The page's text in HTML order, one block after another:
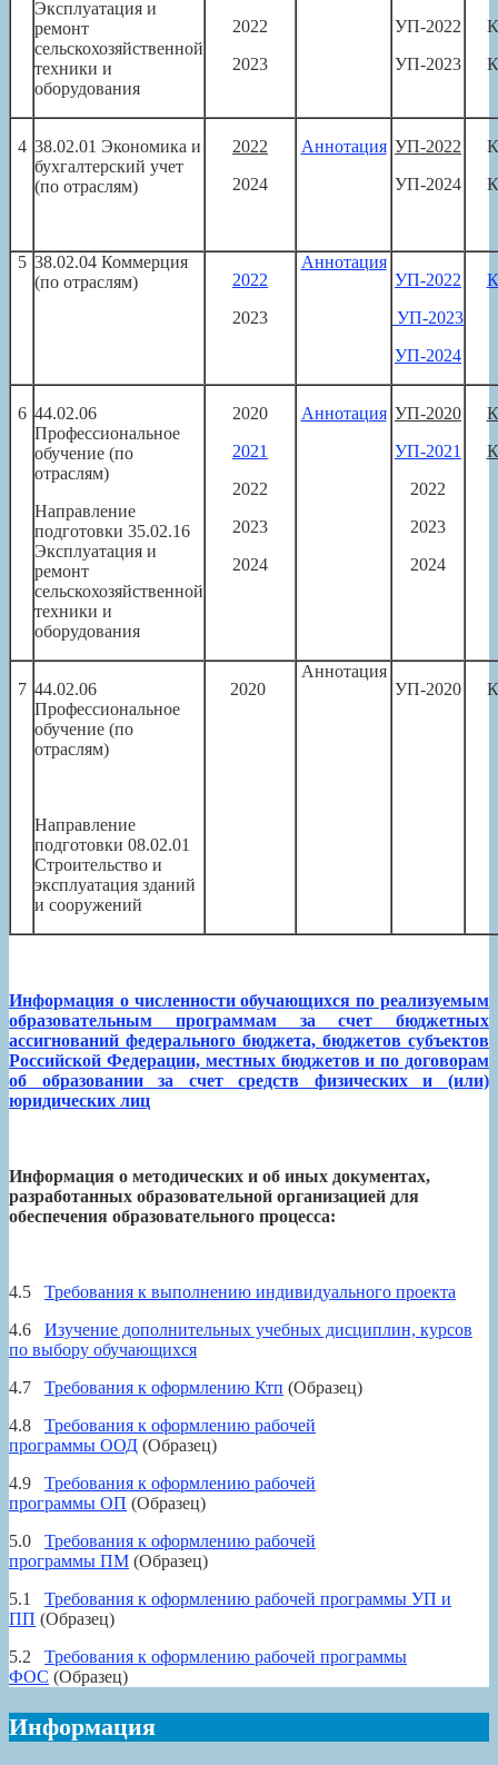
Эксплуатация и
ремонт
сельскохозяйственной
техники и
оборудования
2022
2023
УП-2022
УП-2023
4 38.02.01 Экономика и
бухгалтерский учет
(по отраслям)
2022
2024
Аннотация УП-2022
УП-2024
5 38.02.04 Коммерция
(по отраслям)
2022
2023
Аннотация
УП-2022
УП-2023
УП-2024
6 44.02.06
Профессиональное
обучение (по
отраслям)
Направление
подготовки 35.02.16
Эксплуатация и
ремонт
сельскохозяйственной
техники и
оборудования
2020
2021
2022
2023
2024
Аннотация УП-2020
УП-2021
2022
2023
2024
7 44.02.06
Профессиональное
обучение (по
отраслям)
Направление
подготовки 08.02.01
Строительство и
эксплуатация зданий
и сооружений
2020
Аннотация
УП-2020
Информация о численности обучающихся по реализуемым
образовательным программам за счет бюджетных
ассигнований федерального бюджета, бюджетов субъектов
Российской Федерации, местных бюджетов и по договорам
об образовании за счет средств физических и (или)
юридических лиц
Информация о методических и об иных документах,
разработанных образовательной организацией для
обеспечения образовательного процесса:
4.5 Требования к выполнению индивидуального проекта
4.6 Изучение дополнительных учебных дисциплин, курсов
по выбору обучающихся
4.7 Требования к оформлению Ктп (Образец)
4.8 Требования к оформлению рабочей
программы ООД (Образец)
4.9 Требования к оформлению рабочей
программы ОП (Образец)
5.0 Требования к оформлению рабочей
программы ПМ (Образец)
5.1 Требования к оформлению рабочей программы УП и
ПП (Образец)
5.2 Требования к оформлению рабочей программы
ФОС (Образец)
Информация